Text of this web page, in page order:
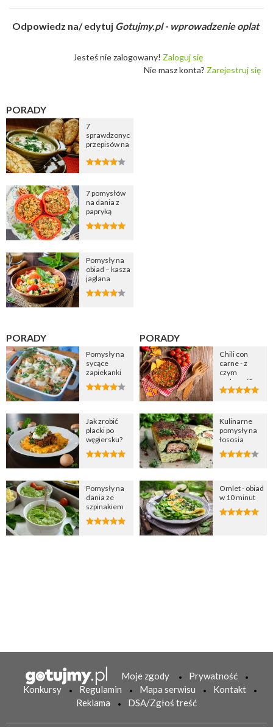
Odpowiedz na/ edytuj Gotujmy.pl - wprowadzenie oplat
Jesteś nie zalogowany! Zaloguj się
Nie masz konta? Zarejestruj się
PORADY
7
sprawdzonych
przepisów na
cebulową
7 pomysłów
na dania z
papryką
Pomysły na
obiad – kasza
jaglana
PORADY
Pomysły na
sycące
zapiekanki
Jak zrobić
placki po
węgiersku?
Pomysły na
dania ze
szpinakiem
PORADY
Chili con
carne - z
czym
podawać?
Kulinarne
pomysły na
łososia
Omlet - obiad
w 10 minut
Moje zgody
Prywatność
Konkursy
Regulamin Mapa serwisu
Kontakt
Reklama
DSA/Zgłoś treść